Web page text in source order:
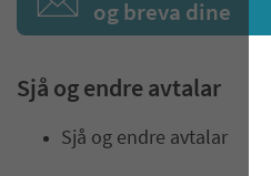
og breva dine
Sjå og endre avtalar
Sjå og endre avtalar